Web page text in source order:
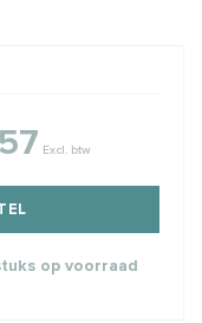
Excl. btw
op voorraad